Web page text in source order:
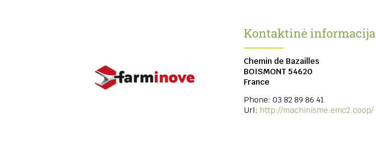
Kontaktinė informacija
Chemin de Bazailles
BOISMONT 54620
France
Phone: 03 82 89 86 41
Url: http://machinisme.emc2.coop/